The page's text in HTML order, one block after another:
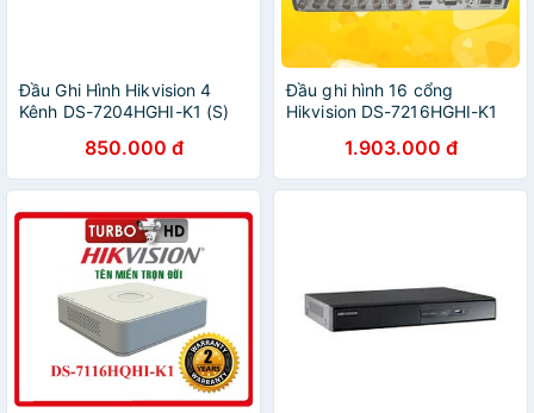
Đầu Ghi Hình Hikvision 4
Kênh DS-7204HGHI-K1 (S)
850.000 đ
Đầu ghi hình 16 cổng
Hikvision DS-7216HGHI-K1
thanh full hd 1080N
1.903.000 đ